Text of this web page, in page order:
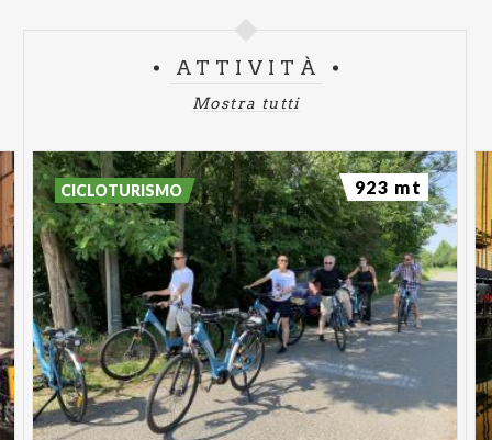
ATTIVITÀ
Mostra tutti
CICLOTURISMO 923 mt